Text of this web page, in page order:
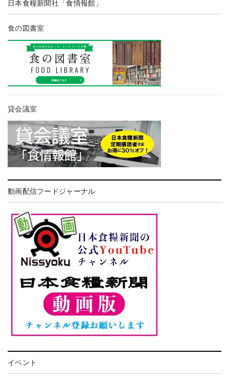
日本食糧新聞社「食情報館」
食の図書室
貸会議室
動画配信フードジャーナル
イベント